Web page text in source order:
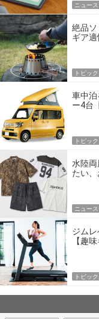
ニュース
絶品ソ
ギア適
トピック
車中
ー4台
トピック
水陸両
たい
ニュース
ジム
【趣
トピック